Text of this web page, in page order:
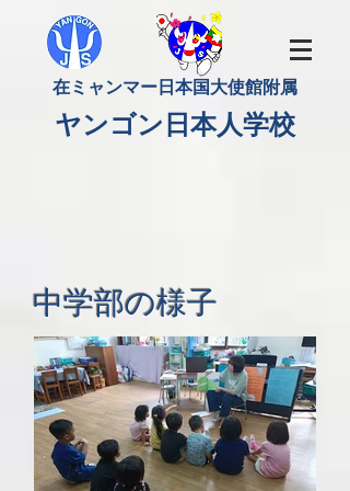
​在ミャンマー日本国大使館附属
​ヤンゴン日本人学校
中学部の様子